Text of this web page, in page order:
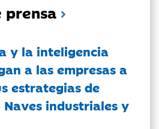
prensa
y la inteligencia
a las empresas a
estrategias de
industriales y